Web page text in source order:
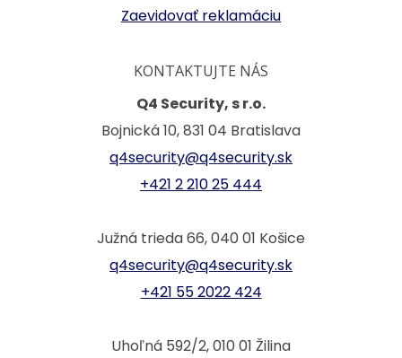
Zaevidovať reklamáciu
KONTAKTUJTE NÁS
Q4 Security, s r.o.
Bojnická 10, 831 04 Bratislava
q4security@q4security.sk
+421 2 210 25 444
Južná trieda 66, 040 01 Košice
q4security@q4security.sk
+421 55 2022 424
Uhoľná 592/2, 010 01 Žilina